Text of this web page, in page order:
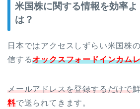
米国株に関する情報を効率
は？
日本ではアクセスしずらい米国株
信するオックスフォードインカム
メールアドレスを登録するだけで
料で送られてきます。